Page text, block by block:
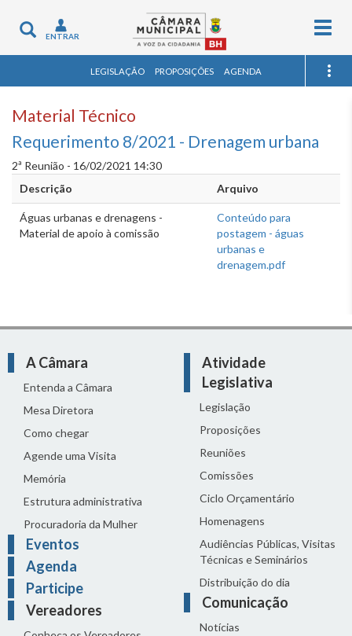
Toggle
navigation
ENTRAR
LEGISLAÇÃO PROPOSIÇÕES AGENDA
Material Técnico
Requerimento 8/2021 - Drenagem urbana
2ª Reunião - 16/02/2021 14:30
Descrição
Arquivo
Águas urbanas e drenagens -
Material de apoio à comissão
Conteúdo para
postagem - águas
urbanas e
drenagem.pdf
A Câmara
Entenda a Câmara
Mesa Diretora
Como chegar
Agende uma Visita
Memória
Estrutura administrativa
Procuradoria da Mulher
Eventos
Agenda
Participe
Vereadores
Atividade
Legislativa
Legislação
Proposições
Reuniões
Comissões
Ciclo Orçamentário
Homenagens
Audiências Públicas, Visitas
Técnicas e Seminários
Distribuição do dia
Comunicação
Notícias